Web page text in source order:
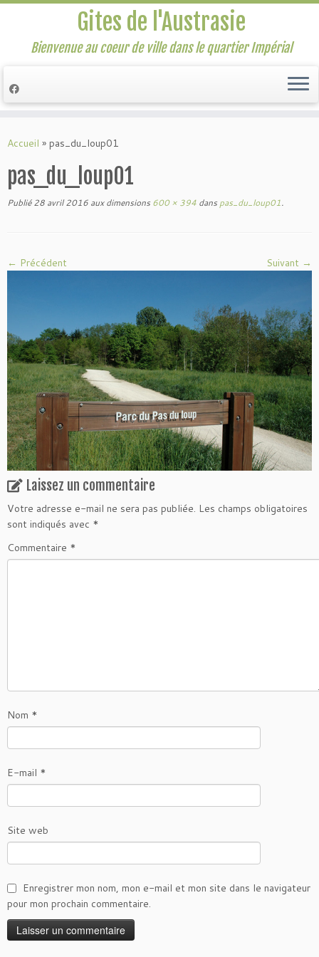
au
Gites de l'Austrasie
Bienvenue au coeur de ville dans le quartier Impérial
Accueil » pas_du_loup01
pas_du_loup01
Publié 28 avril 2016 aux dimensions 600 × 394 dans pas_du_loup01.
← Précédent Suivant →
Laissez un commentaire
Votre adresse e-mail ne sera pas publiée. Les champs obligatoires
sont indiqués avec *
Commentaire *
Nom *
E-mail *
Site web
Enregistrer mon nom, mon e-mail et mon site dans le navigateur
pour mon prochain commentaire.